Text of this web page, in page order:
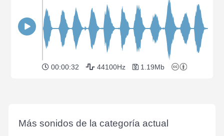
00:00:32 44100Hz 1.19Mb
Más sonidos de la categoría actual